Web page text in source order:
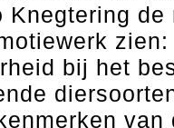
Knegtering
bij het